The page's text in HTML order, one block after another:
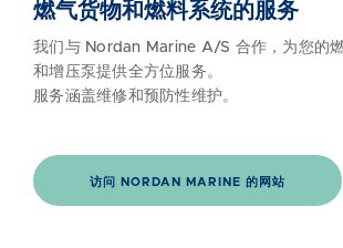
燃气货物和燃料系统的服务
我们与 Nordan Marine A/S 合作，为您的
和增压泵提供全方位服务。
服务涵盖维修和预防性维护。
访问 NORDAN MARINE 的网站